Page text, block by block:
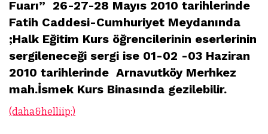
Fuarı” 26-27-28 Mayıs 2010 tarihlerinde
Fatih Caddesi-Cumhuriyet Meydanında
;Halk Eğitim Kurs öğrencilerinin eserlerinin
sergileneceği sergi ise 01-02 -03 Haziran
2010 tarihlerinde Arnavutköy Merhkez
mah.İsmek Kurs Binasında gezilebilir.
(daha&helliip;)